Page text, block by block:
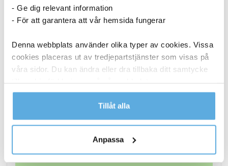
- Ge dig relevant information
- För att garantera att vår hemsida fungerar
Denna webbplats använder olika typer av cookies. Vissa
cookies placeras ut av tredjepartstjänster som visas på
våra sidor. Du kan ändra eller dra tillbaka ditt samtycke
Läs mer i vår integritetspolicy om vilka vi är, hur du
kontaktar oss och på vilket sätt vi behandlar
Tillåt alla
Anpassa
112,44kr
Dymo